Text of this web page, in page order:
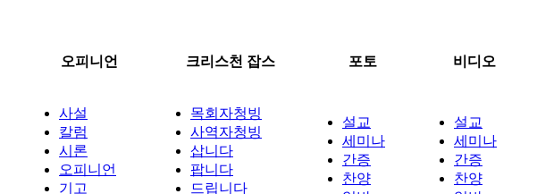
오피니언 크리스천 잡스 포토 비디오
사설
칼럼
시론
오피니언
기고
목회자청빙
사역자청빙
삽니다
팝니다
드립니다
설교
세미나
간증
찬양
설교
세미나
간증
찬양